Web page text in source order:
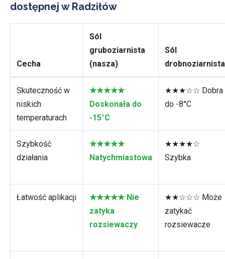
dostępnej w Radziłów
Cecha
Sól
gruboziarnista
(nasza)
Sól
drobnoziarnista
Skuteczność w
niskich
temperaturach
★★★★★
Doskonała do
-15°C
★★★☆☆ Dobra
do -8°C
Szybkość
działania
★★★★★
Natychmiastowa
★★★★☆
Szybka
Łatwość aplikacji
★★★★★ Nie
zatyka
rozsiewaczy
★★☆☆☆ Może
zatykać
rozsiewacze